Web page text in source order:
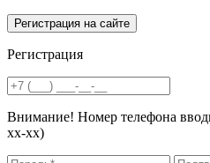
Регистрация
Внимание! Номер телефона
хх-хх)